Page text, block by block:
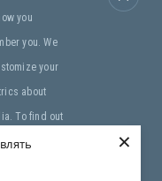
×
Vellus (Alsemtrans)
you
you. We
your
about
To find out
If you
you visit this